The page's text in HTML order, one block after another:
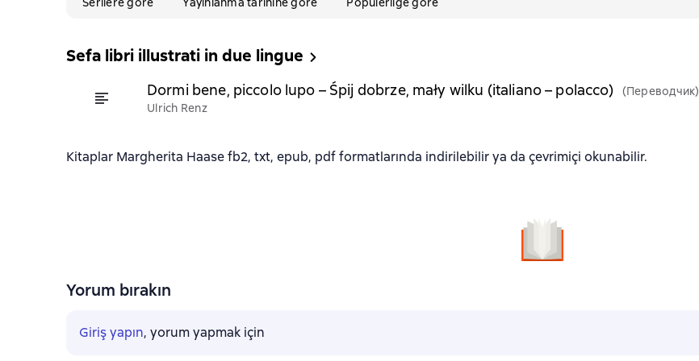
Sefa libri illustrati in due lingue
Dormi bene, piccolo lupo – Śpij dobrze, mały wilku (italiano – polacco)
(Переводчик)
Ulrich Renz
Kitaplar Margherita Haase fb2, txt, epub, pdf formatlarında indirilebilir ya da çevrimiçi okunabilir.
Yorum bırakın
Giriş yapın, yorum yapmak için